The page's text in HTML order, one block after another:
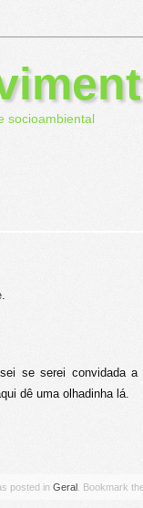
socioambiental
.
se serei convidada a
dê uma olhadinha lá.
posted in Geral . Bookmark